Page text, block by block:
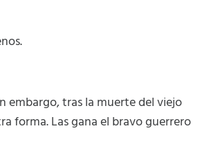
embargo, tras la muerte del viejo
forma. Las gana el bravo guerrero